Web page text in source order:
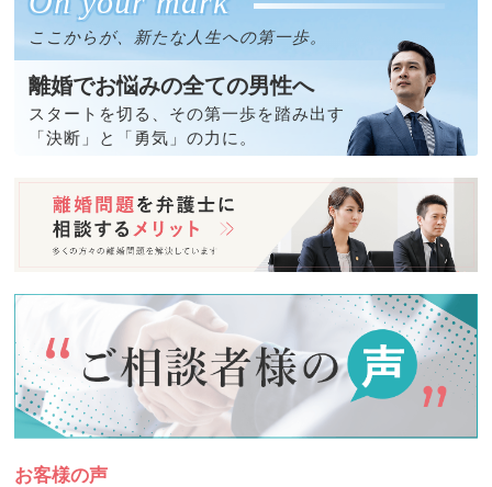
ここからが、新たな人生への第一歩。
離婚でお悩みの全ての男性へ
スタートを切る、その第一歩を踏み出す
「決断」と「勇気」の力に。
お客様の声